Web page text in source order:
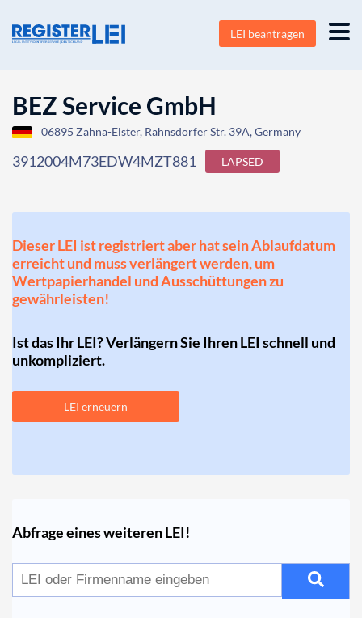
LEI beantragen
BEZ Service GmbH
06895 Zahna-Elster, Rahnsdorfer Str. 39A, Germany
3912004M73EDW4MZT881 LAPSED
Dieser LEI ist registriert aber hat sein Ablaufdatum
erreicht und muss verlängert werden, um
Wertpapierhandel und Ausschüttungen zu
gewährleisten!
Ist das Ihr LEI? Verlängern Sie Ihren LEI schnell und
unkompliziert.
LEI erneuern
Abfrage eines weiteren LEI!